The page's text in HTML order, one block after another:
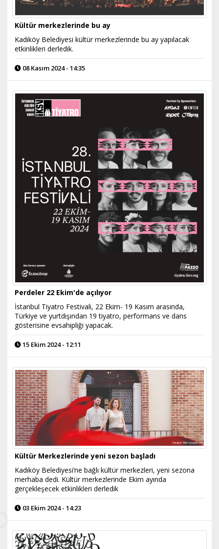
Kültür merkezlerinde bu ay
Kadıköy Belediyesi kültür merkezlerinde bu ay yapılacak
etkinlikleri derledik.
08 Kasım 2024 - 14:35
Perdeler 22 Ekim'de açılıyor
İstanbul Tiyatro Festivali, 22 Ekim- 19 Kasım arasında,
Türkiye ve yurtdışından 19 tiyatro, performans ve dans
gösterisine evsahipliği yapacak.
15 Ekim 2024 - 12:11
Kültür Merkezlerinde yeni sezon başladı
Kadıköy Belediyesi’ne bağlı kültür merkezleri, yeni sezona
merhaba dedi. Kültür merkezlerinde Ekim ayında
gerçekleşecek etkinlikleri derledik
03 Ekim 2024 - 14:23